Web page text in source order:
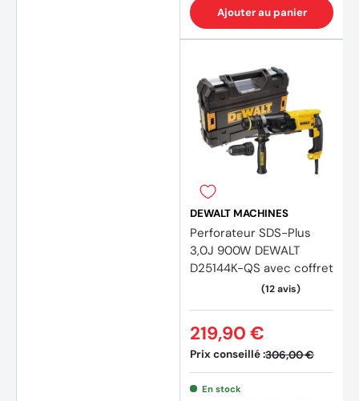
1 poignée latérale multipositions
Ajouter au panier
DEWALT MACHINES
Perforateur SDS-Plus
3,0J 900W DEWALT
D25144K-QS avec coffret
Prix conseillé :306,00 €
219,90 €
En stock